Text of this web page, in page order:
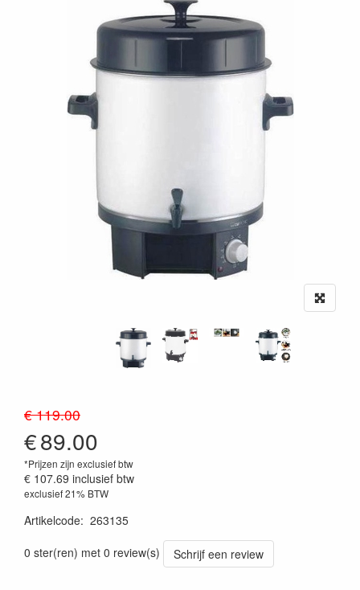
€ 119.00
€89.00
*Prijzen zijn exclusief btw
€ 107.69 inclusief btw
exclusief 21% BTW
Artikelcode: 263135
0 ster(ren) met 0 review(s)
Schrijf een review